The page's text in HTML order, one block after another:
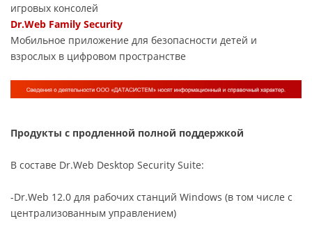
игровых консолей
Dr.Web Family Security
Мобильное приложение для безопасности детей и
взрослых в цифровом пространстве
Продукты с продленной полной поддержкой
В составе Dr.Web Desktop Security Suite:
-Dr.Web 12.0 для рабочих станций Windows (в том числе с
централизованным управлением)